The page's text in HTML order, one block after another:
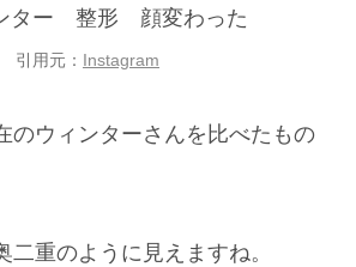
引用元： Instagram
のウィンターさんを比べたもの
二重のように見えますね。